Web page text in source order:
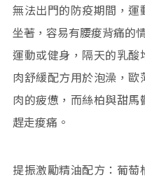
無法出門的防疫期間，
坐著，容易有腰痠背痛的
運動或健身，隔天的乳
肉舒緩配方用於泡澡，
肉的疲憊，而絲柏與甜
趕走痠痛。
提振激勵精油配方：葡